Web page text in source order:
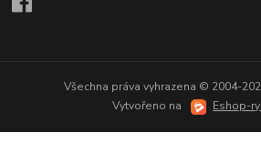
Všechna práva vyhrazena © 2004-
Vytvořeno na
Eshop-